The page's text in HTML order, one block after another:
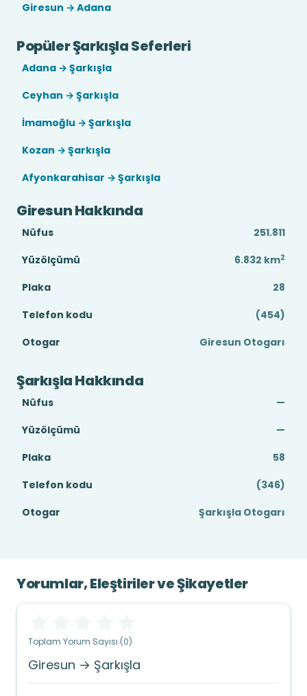
Giresun → Adana
Popüler Şarkışla Seferleri
Adana → Şarkışla
Ceyhan → Şarkışla
İmamoğlu → Şarkışla
Kozan → Şarkışla
Afyonkarahisar → Şarkışla
Giresun Hakkında
Nüfus
251.811
Yüzölçümü
6.832 km2
Plaka
28
Telefon kodu
(454)
Otogar
Giresun Otogarı
Şarkışla Hakkında
Nüfus
—
Yüzölçümü
—
Plaka
58
Telefon kodu
(346)
Otogar
Şarkışla Otogarı
Yorumlar, Eleştiriler ve Şikayetler
Toplam Yorum Sayısı (0)
Giresun → Şarkışla